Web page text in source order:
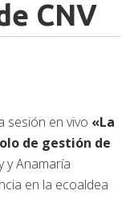
CNV
sesión en vivo «La
de gestión de
y Anamaría
en la ecoaldea